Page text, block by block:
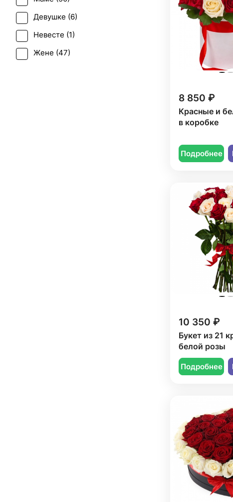
8 850 ₽
Красные и
в коробке
Подробнее
10 350 ₽
Букет из 21
белой розы
Подробнее
Рождение ребенка (
Рождество (
Свадьба (2)
Татьянин день (
Девушке (6)
Невесте (1)
Жене (47)